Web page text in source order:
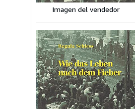
Imagen del vendedor